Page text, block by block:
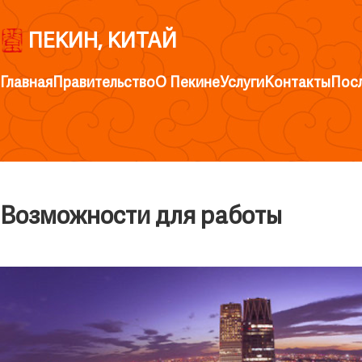
ПЕКИН, КИТАЙ
ГлавнаяПравительствоО ПекинеУслугиКонтакты
Возможности для работы